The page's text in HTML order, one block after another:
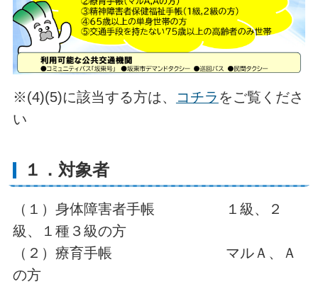
※(4)(5)に該当する方は、 コチラ をご覧くださ
い
１．対象者
（１）身体障害者手帳 １級、２
級、１種３級の方
（２）療育手帳 マルＡ、Ａ
の方